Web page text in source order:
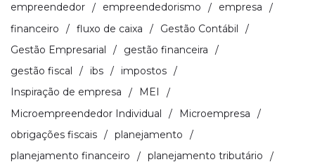
empreendedor
empreendedorismo
empresa
financeiro
fluxo de caixa
Gestão Contábil
Gestão Empresarial
gestão financeira
gestão fiscal
ibs
impostos
Inspiração de empresa
MEI
Microempreendedor Individual
Microempresa
obrigações fiscais
planejamento
planejamento financeiro
planejamento tributário